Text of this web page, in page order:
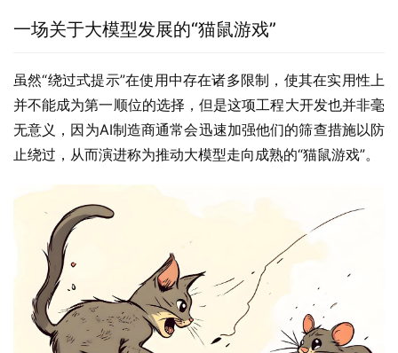
一场关于大模型发展的“猫鼠游戏”
虽然“绕过式提示”在使用中存在诸多限制，使其在实用性上
并不能成为第一顺位的选择，但是这项工程大开发也并非毫
无意义，因为AI制造商通常会迅速加强他们的筛查措施以防
止绕过，从而演进称为推动大模型走向成熟的“猫鼠游戏”。